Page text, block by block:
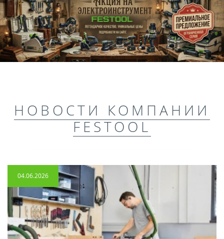
НОВОСТИ КОМПАНИИ
FESTOOL
04.06.2026